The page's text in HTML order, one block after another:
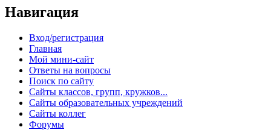
Навигация
Вход/регистрация
Главная
Мой мини-сайт
Ответы на вопросы
Поиск по сайту
Сайты классов, групп, кружков...
Сайты образовательных учреждений
Сайты коллег
Форумы